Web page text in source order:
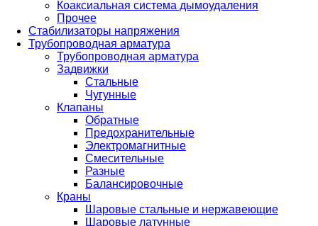
Коаксиальная система дымоудаления
Прочее
Стабилизаторы напряжения
Трубопроводная арматура
Трубопроводная арматура
Задвижки
Стальные
Чугунные
Клапаны
Обратные
Предохранительные
Электромагнитные
Смесительные
Разные
Балансировочные
Краны
Шаровые стальные и нержавеющие
Шаровые латунные